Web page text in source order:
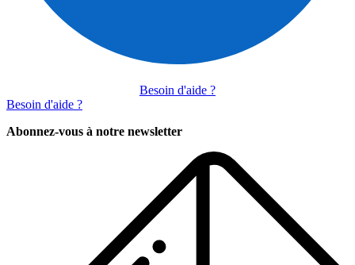
Besoin d'aide ?
Besoin d'aide ?
Abonnez-vous à notre newsletter